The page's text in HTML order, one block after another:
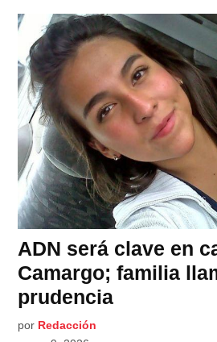
ADN será clave en
Camargo; familia
prudencia
por Redacción